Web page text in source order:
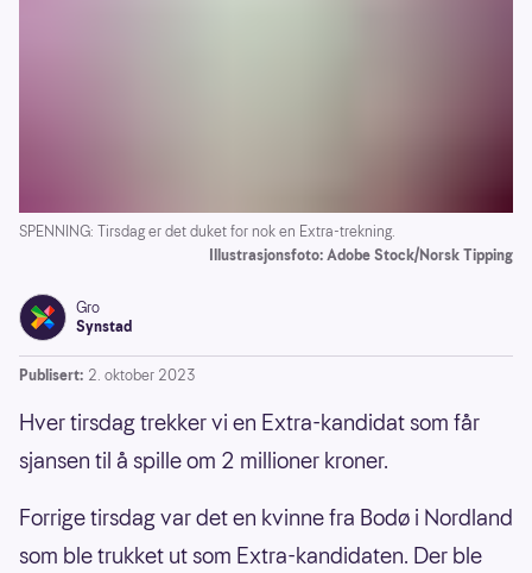
SPENNING: Tirsdag er det duket for nok en Extra-trekning.
Illustrasjonsfoto: Adobe Stock/Norsk Tipping
Gro
Synstad
Publisert: 2. oktober 2023
Hver tirsdag trekker vi en Extra-kandidat som får
sjansen til å spille om 2 millioner kroner.
Forrige tirsdag var det en kvinne fra Bodø i Nordland
som ble trukket ut som Extra-kandidaten. Der ble